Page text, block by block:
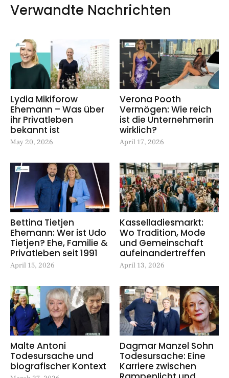
Verwandte Nachrichten
Lydia Mikiforow
Ehemann – Was über
ihr Privatleben
bekannt ist
May 20, 2026
Verona Pooth
Vermögen: Wie reich
ist die Unternehmerin
wirklich?
April 17, 2026
Bettina Tietjen
Ehemann: Wer ist Udo
Tietjen? Ehe, Familie &
Privatleben seit 1991
April 15, 2026
Kasselladiesmarkt:
Wo Tradition, Mode
und Gemeinschaft
aufeinandertreffen
April 13, 2026
Malte Antoni
Todesursache und
biografischer Kontext
Dagmar Manzel Sohn
Todesursache: Eine
Karriere zwischen